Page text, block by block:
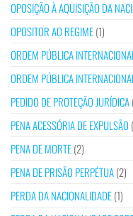
OPOSIÇÃO À AQUISIÇÃO DA
OPOSITOR AO REGIME(1)
ORDEM PÚBLICA INTERNACIONAL
ORDEM PÚBLICA
PEDIDO DE PROTEÇÃO JURÍDICA
PENA ACESSÓRIA DE EXPULSÃO
PENA DE MORTE(2)
PENA DE PRISÃO PERPÉTUA(2)
PERDA DA NACIONALIDADE(1)